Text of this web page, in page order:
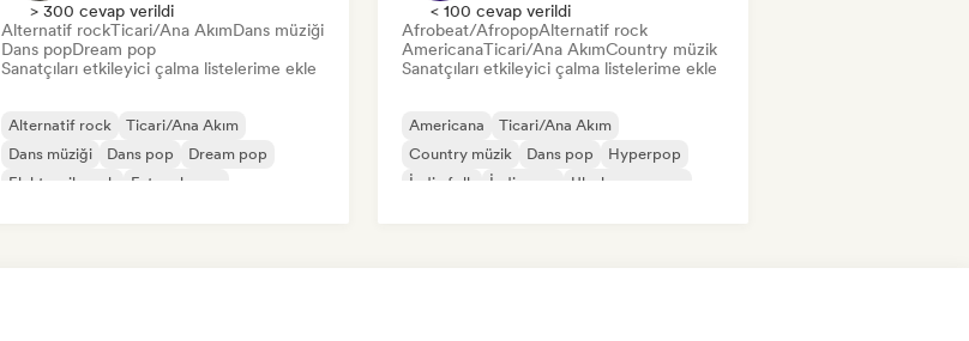
> 300 cevap verildi
Alternatif rockTicari/Ana AkımDans müziği
Dans popDream pop
Sanatçıları etkileyici çalma listelerime ekle
Alternatif rock
Ticari/Ana Akım
Dans müziği
Dans pop
Dream pop
Elektronik rock
Future house
< 100 cevap verildi
Afrobeat/AfropopAlternatif rock
AmericanaTicari/Ana AkımCountry müzik
Sanatçıları etkileyici çalma listelerime ekle
Americana
Ticari/Ana Akım
Country müzik
Dans pop
Hyperpop
İndie folk
İndie pop Uluslararası pop